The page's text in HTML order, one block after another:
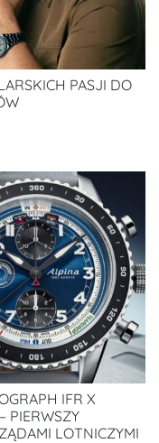
PASJI DO
IFR X
PIERWSZY
LOTNICZYMI